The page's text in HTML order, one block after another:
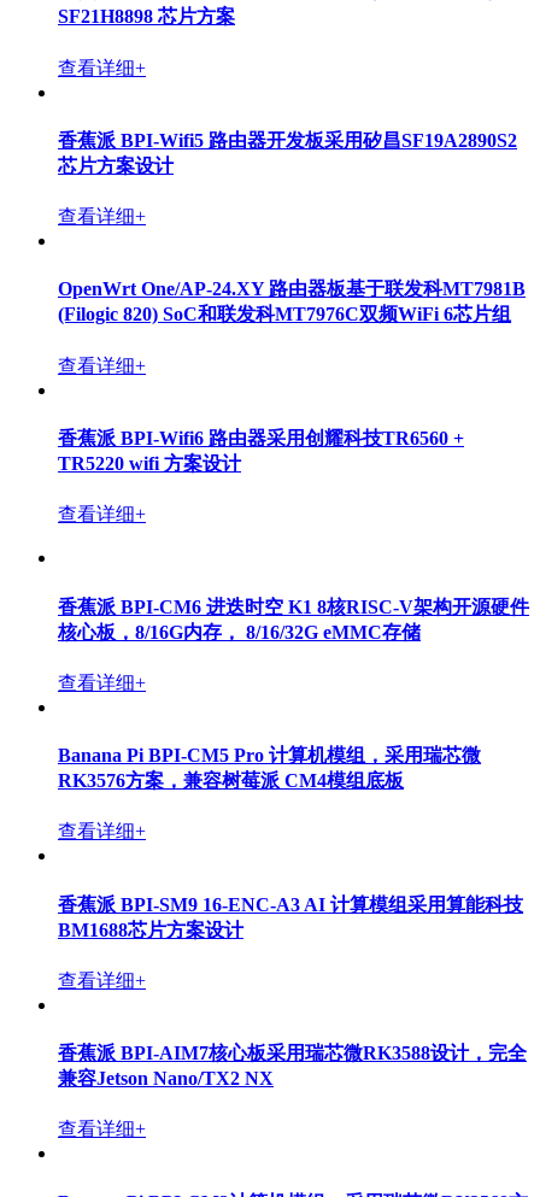
SF21H8898 芯片方案
查看详细+
香蕉派 BPI-Wifi5 路由器开发板采用矽昌SF19A2890S2
芯片方案设计
查看详细+
OpenWrt One/AP-24.XY 路由器板基于联发科MT7981B
(Filogic 820) SoC和联发科MT7976C双频WiFi 6芯片组
查看详细+
香蕉派 BPI-Wifi6 路由器采用创耀科技TR6560 +
TR5220 wifi 方案设计
查看详细+
香蕉派 BPI-CM6 进迭时空 K1 8核RISC-V架构开源硬件
核心板，8/16G内存， 8/16/32G eMMC存储
查看详细+
Banana Pi BPI-CM5 Pro 计算机模组，采用瑞芯微
RK3576方案，兼容树莓派 CM4模组底板
查看详细+
香蕉派 BPI-SM9 16-ENC-A3 AI 计算模组采用算能科技
BM1688芯片方案设计
查看详细+
香蕉派 BPI-AIM7核心板采用瑞芯微RK3588设计，完全
兼容Jetson Nano/TX2 NX
查看详细+